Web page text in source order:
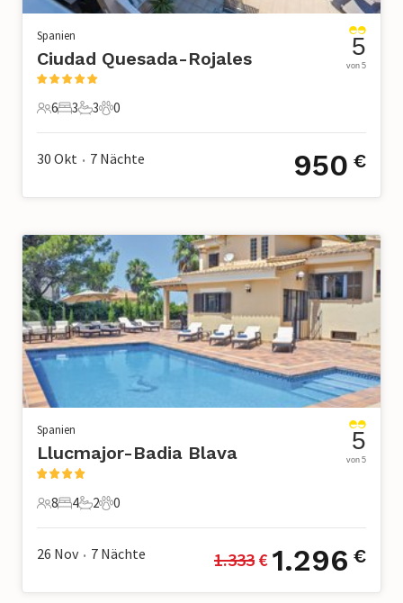
Spanien
Ciudad Quesada-Rojales
6 Gäste
6
3 Schlafzimmer
3
3 Badezimmer
3
0 Haustiere
0
5
von 5
30 Okt • 7 Nächte 950 €
Spanien
Llucmajor-Badia Blava
8 Gäste
8
4 Schlafzimmer
4
2 Badezimmer
2
0 Haustiere
0
5
von 5
26 Nov • 7 Nächte 1.333 € 1.296 €